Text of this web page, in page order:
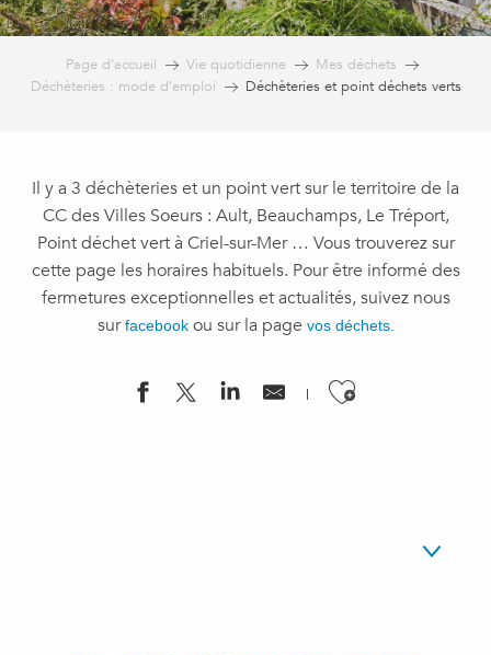
Page d’accueil Vie quotidienne
Mes déchets
Déchèteries : mode d’emploi
Déchèteries et point déchets verts
Il y a 3 déchèteries et un point vert sur le territoire de la
CC des Villes Soeurs : Ault, Beauchamps, Le Tréport,
Point déchet vert à Criel-sur-Mer … Vous trouverez sur
cette page les horaires habituels. Pour être informé des
fermetures exceptionnelles et actualités, suivez nous
surfacebookou sur la page vos déchets.
Ajouter